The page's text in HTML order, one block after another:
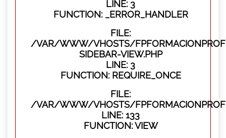
LINE: 3
FUNCTION: _ERROR_HANDLER
FILE:
/VAR/WWW/VHOSTS/
SIDEBAR-VIEW.PHP
LINE: 3
FUNCTION: REQUIRE_ONCE
FILE:
/VAR/WWW/VHOSTS/
LINE: 133
FUNCTION: VIEW